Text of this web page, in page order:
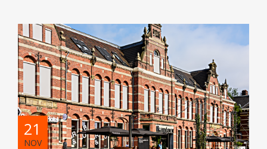
21
NOV